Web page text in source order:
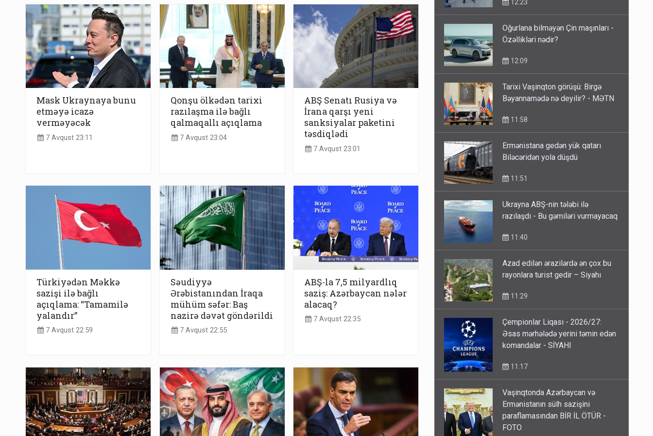
Mask Ukraynaya bunu
etməyə icazə
verməyəcək
7 Avqust 23:11
Qonşu ölkədən tarixi
razılaşma ilə bağlı
qalmaqallı açıqlama
7 Avqust 23:04
ABŞ Senatı Rusiya və
İrana qarşı yeni
sanksiyalar paketini
təsdiqlədi
7 Avqust 23:01
Türkiyədən Məkkə
sazişi ilə bağlı
açıqlama: “Tamamilə
yalandır”
7 Avqust 22:59
Səudiyyə
Ərəbistanından İraqa
mühüm səfər: Baş
nazirə dəvət göndərildi
7 Avqust 22:55
ABŞ-la 7,5 milyardlıq
saziş: Azərbaycan nələr
alacaq?
7 Avqust 22:35
Oğurlana bilməyən Çin maşınları -
Özəllikləri nədir?
Tarixi Vaşinqton görüşü: Birgə
Bəyannamədə nə deyilir? - MƏTN
Ermənistana gedən yük qatarı
Biləcəridən yola düşdü
Ukrayna ABŞ-nin tələbi ilə
razılaşdı - Bu gəmiləri vurmayacaq
Azad edilən ərazilərdə ən çox bu
rayonlara turist gedir – Siyahı
Çempionlar Liqası - 2026/27:
Əsas mərhələdə yerini təmin edən
komandalar - SİYAHI
Vaşinqtonda Azərbaycan və
Ermənistanın sülh sazişini
paraflamasından BİR İL ÖTÜR -
FOTO